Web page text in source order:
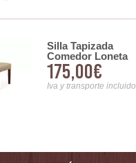
Silla Tapizada
Comedor Loneta
Beige Serie Atende
175,00€
Iva y transporte incluido